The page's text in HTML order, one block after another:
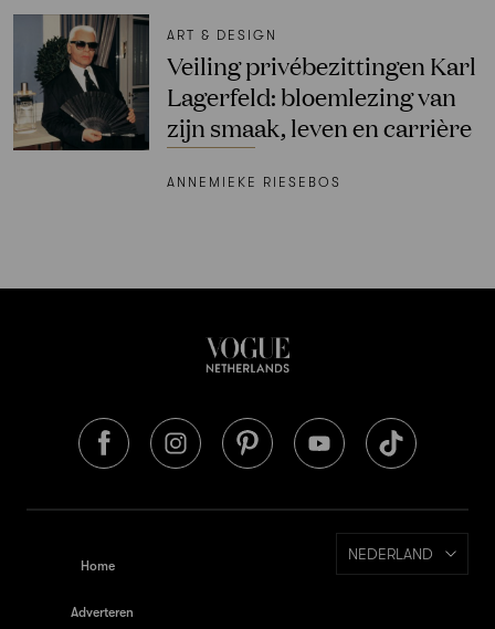
ART & DESIGN
Veiling privébezittingen Karl
Lagerfeld: bloemlezing van
zijn smaak, leven en carrière
ANNEMIEKE RIESEBOS
Home
Adverteren
NEDERLAND